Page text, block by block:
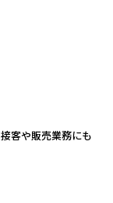
接客や販売業務にも